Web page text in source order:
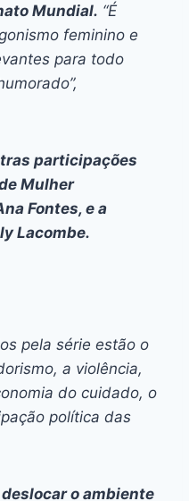
Mundial. “É
feminino e
para todo
participações
Mulher
Fontes, e a
Lacombe.
pela série estão o
a violência,
do cuidado, o
política das
deslocar o ambiente